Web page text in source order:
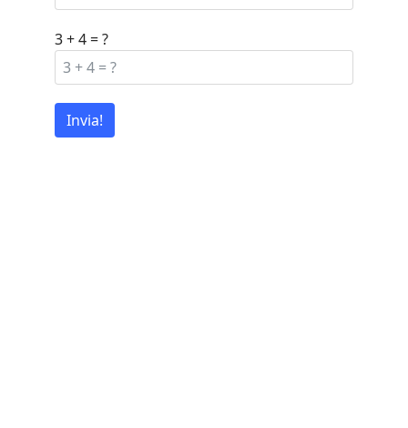
3 + 4 = ?
Invia!